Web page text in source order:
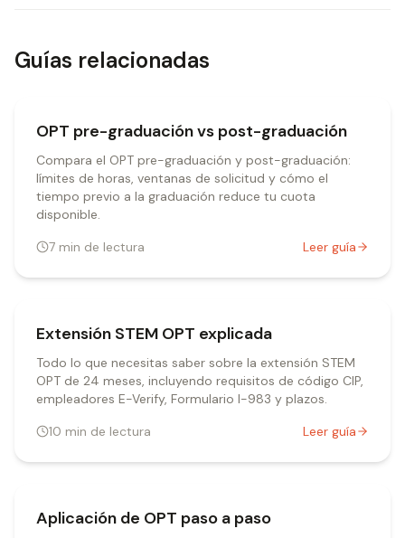
Guías relacionadas
OPT pre-graduación vs post-graduación
Compara el OPT pre-graduación y post-graduación:
límites de horas, ventanas de solicitud y cómo el
tiempo previo a la graduación reduce tu cuota
disponible.
7 min de lectura Leer guía
Extensión STEM OPT explicada
Todo lo que necesitas saber sobre la extensión STEM
OPT de 24 meses, incluyendo requisitos de código CIP,
empleadores E-Verify, Formulario I-983 y plazos.
10 min de lectura Leer guía
Aplicación de OPT paso a paso